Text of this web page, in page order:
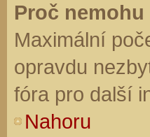
Proč
Maximální
opravdu
fóra pro další
Nahoru